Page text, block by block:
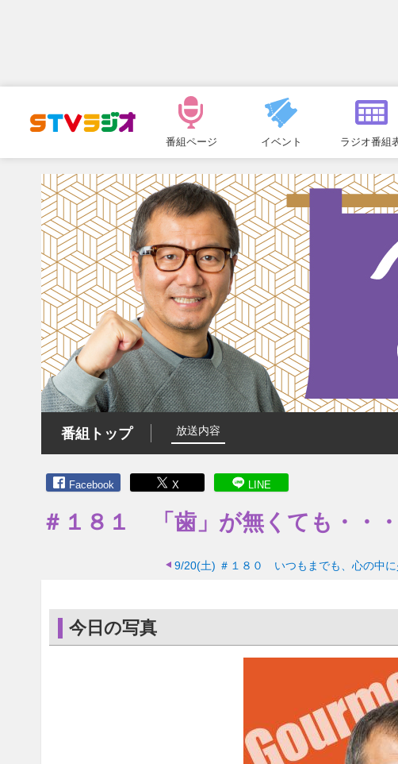
ュ
ー
番組ページ イベント ラジオ番組
番組トップ 放送内容
Facebook X LINE
＃１８１ 「歯」が無くても・・
9/20(土) ＃１８０ いつもまでも、心の中に
今日の写真